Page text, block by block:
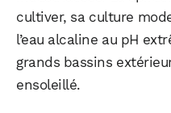
cultiver, sa culture
l’eau alcaline au pH
grands bassins
ensoleillé.